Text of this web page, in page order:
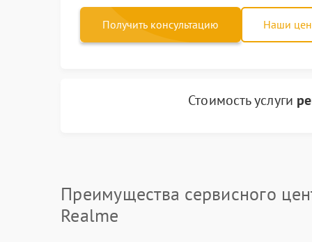
Получить консультацию Наши
Стоимость услуги
Преимущества сервисного
Realme